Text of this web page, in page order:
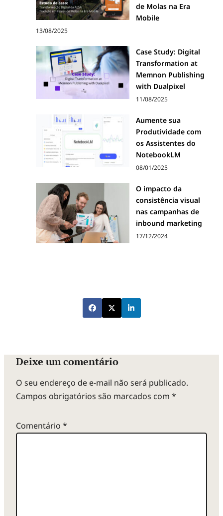
de Molas na Era
Mobile
13/08/2025
Case Study: Digital
Transformation at
Memnon Publishing
with Dualpixel
11/08/2025
Aumente sua
Produtividade com
os Assistentes do
NotebookLM
08/01/2025
O impacto da
consistência visual
nas campanhas de
inbound marketing
17/12/2024
Deixe um comentário
O seu endereço de e-mail não será publicado.
Campos obrigatórios são marcados com *
Comentário *